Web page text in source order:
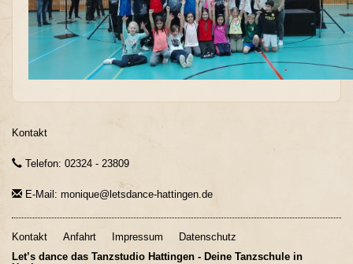
Kontakt
Telefon: 02324 - 23809
E-Mail: monique@letsdance-hattingen.de
Kontakt Anfahrt Impressum
Datenschutz
Let’s dance das Tanzstudio Hattingen - Deine Tanzschule in